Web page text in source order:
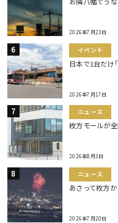
2026年7月23日
イベント
日本で1台だけ
2026年7月17日
ニュース
枚方モールが
2026年8月3日
ニュース
あさって枚方
2026年7月20日